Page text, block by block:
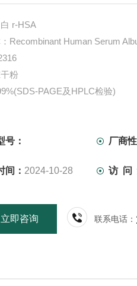
r-HSA
Recombinant Human Serum
粉
PAGE及HPLC检验)
10g、100g、500g
培养、试剂配制等科研实
号： 厂商
间： 2024-10-28 访 问
立即咨询 联系电话：